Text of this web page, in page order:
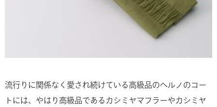
流行りに関係なく愛され続けている高級品のヘルノのコー
トには、やはり高級品であるカシミヤマフラーやカシミヤ